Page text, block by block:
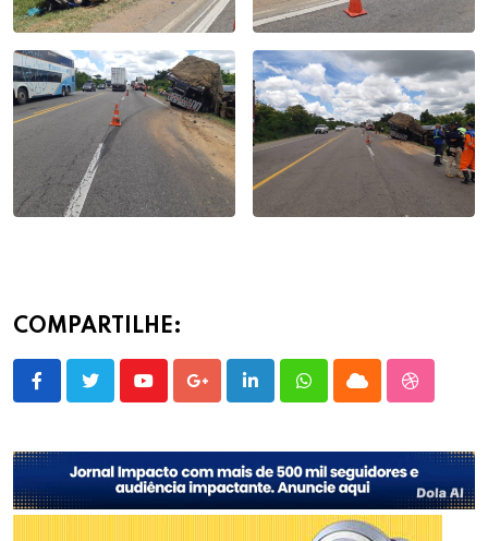
COMPARTILHE:
YoutubeGoogle+LinkedInWhatsappCloud